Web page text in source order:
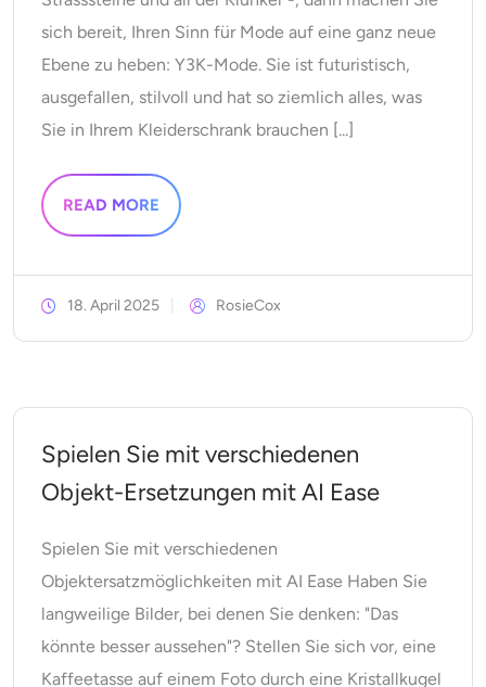
sich bereit, Ihren Sinn für Mode auf eine ganz neue
Ebene zu heben: Y3K-Mode. Sie ist futuristisch,
ausgefallen, stilvoll und hat so ziemlich alles, was
Sie in Ihrem Kleiderschrank brauchen [...]
READ MORE
18. April 2025 RosieCox
Spielen Sie mit verschiedenen
Objekt-Ersetzungen mit AI Ease
Spielen Sie mit verschiedenen
Objektersatzmöglichkeiten mit AI Ease Haben Sie
langweilige Bilder, bei denen Sie denken: "Das
könnte besser aussehen"? Stellen Sie sich vor, eine
Kaffeetasse auf einem Foto durch eine Kristallkugel